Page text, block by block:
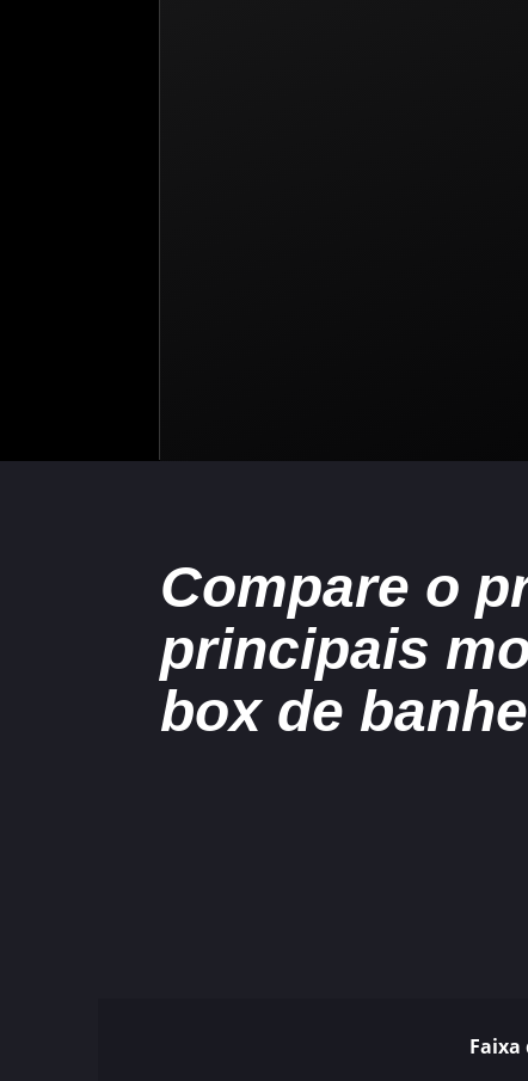
Compare o
principais
box de
Faixa